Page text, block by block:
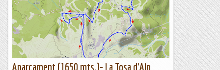
Aparcament (1650 mts.)- La Tosa d'Alp